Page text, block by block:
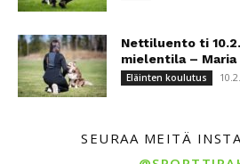
Nettiluento ti
mielentila – Maria
Eläinten koulutus
SEURAA MEITÄ